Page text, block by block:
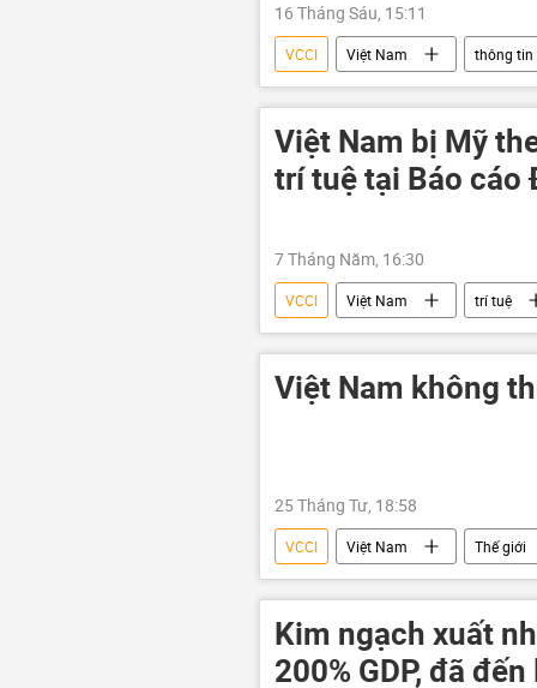
16 Tháng Sáu, 15:11
VCCI Việt Nam thông tin
Chính trị
sản xuất
Việt Nam bị Mỹ
trí tuệ tại Báo cáo
7 Tháng Năm, 16:30
VCCI Việt Nam trí tuệ
Việt Nam không
25 Tháng Tư, 18:58
VCCI Việt Nam Thế giới
doanh nghiệp
Kim ngạch xuất
200% GDP, đã